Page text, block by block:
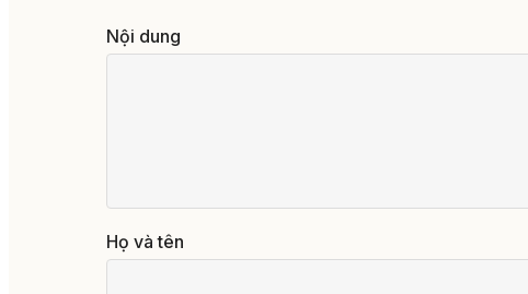
Nội dung
Họ và tên